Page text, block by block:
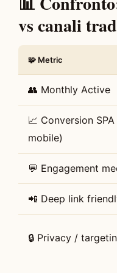
vs canali
🧩 Metric
👥 Monthly Active
📈 Conversion
mobile)
💬 Engagement
📲 Deep link
🔒 Privacy /